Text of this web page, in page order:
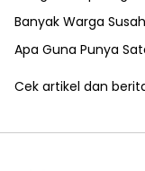
Banyak Warga
Apa Guna Punya
Cek artikel dan